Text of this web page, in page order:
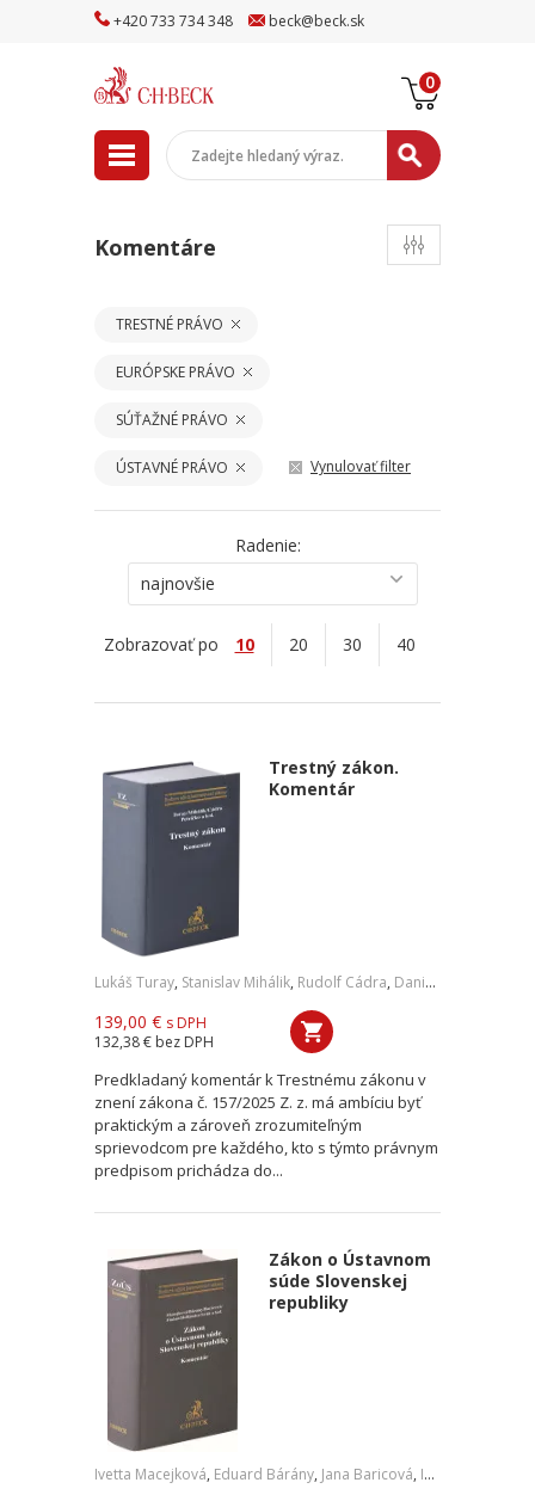
+420733 734348 beck@beck.sk
0
Komentáre
TRESTNÉ PRÁVO
EURÓPSKE PRÁVO
SÚŤAŽNÉ PRÁVO
ÚSTAVNÉ PRÁVO Vynulovať filter
Radenie:
najnovšie
Zobrazovať po 10 20 30 40
Trestný zákon.
Komentár
Lukáš Turay, Stanislav Mihálik, Rudolf Cádra, Daniel Petričko
139,00 € s DPH
132,38 € bez DPH
Predkladaný komentár k Trestnému zákonu v
znení zákona č. 157/2025 Z. z. má ambíciu byť
praktickým a zároveň zrozumiteľným
sprievodcom pre každého, kto s týmto právnym
predpisom prichádza do...
Zákon o Ústavnom
súde Slovenskej
republiky
Ivetta Macejková, Eduard Bárány, Jana Baricová, Ivan Fiačan